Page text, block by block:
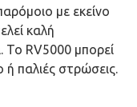
με εκείνο
καλή
Το RV5000 μπορεί
παλιές στρώσεις.